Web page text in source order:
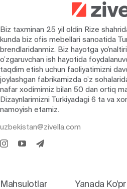
Biz taxminan 25 yil oldin Rize
kunda biz ofis mebellari sanoatida
brendlaridanmiz. Biz hayotga
o’zgaruvchan ish hayotida
taqdim etish uchun faoliyatimizni
joylashgan fabrikamizda o’z
nafar xodimimiz bilan 50 dan ortiq
Dizaynlarimizni Turkiyadagi 6 ta va
namoyish etamiz.
uzbekistan@zivella.com
Mahsulotlar Yanada